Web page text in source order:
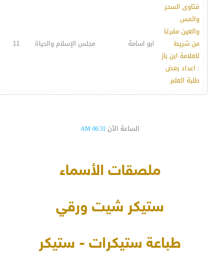
فتاوى السحر
والمس
والعين مفرغا
من شريط
للعلامة ابن باز
: اعداد بعض
طلبة العلم
ابو اسامة مجلس الإسلام والحياة 11
الساعة الآن 06:31 AM
ملصقات الأسماء
ستيكر شيت ورقي
طباعة ستيكرات - ستيكر